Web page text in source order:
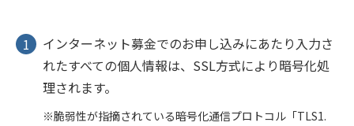
インターネット募金でのお申し込みにあたり入力さ
れたすべての個人情報は、SSL方式により暗号化処
理されます。
脆弱性が指摘されている暗号化通信プロトコル「TLS1.